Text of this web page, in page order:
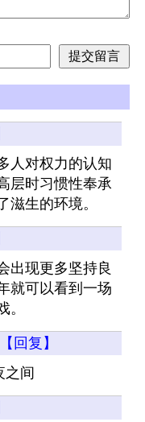
人对权力的认知
层时习惯性奉承
滋生的环境。
出现更多坚持良
就可以看到一场
。
【回复】
之间